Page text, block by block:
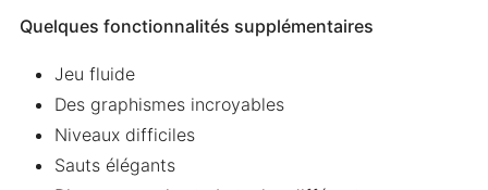
Quelques fonctionnalités supplémentaires
Jeu fluide
Des graphismes incroyables
Niveaux difficiles
Sauts élégants